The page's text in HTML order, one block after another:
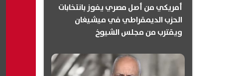
أمريكي من أصل مصري يفوز بانتخابات
الحزب الديمقراطي في ميشيغان
ويقترب من مجلس الشيوخ